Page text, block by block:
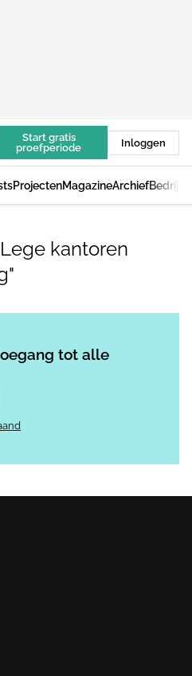
Start gratis
proefperiode
Inloggen
ProjectenMagazineArchief
kantoren
tot alle